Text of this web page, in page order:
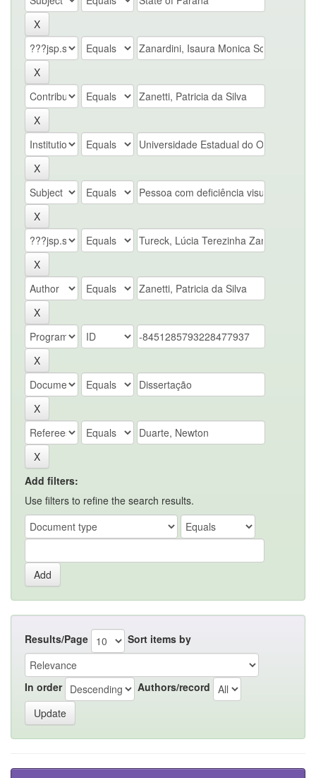
Add filters:
Use filters to refine the search results.
Results/Page Sort items by
In order Authors/record